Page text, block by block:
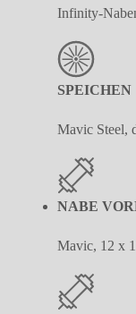
Infinity-
SPEICHEN
Mavic Steel,
NABE
Mavic, 12 x